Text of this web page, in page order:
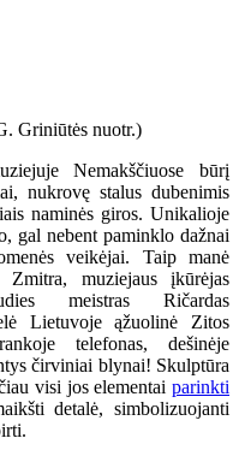
Nemakščiuose būrį
nukrovę stalus dubenimis
naminės giros. Unikalioje
gal nebent paminklo dažnai
veikėjai. Taip manė
Zmitra, muziejaus įkūrėjas
meistras Ričardas
Lietuvoje ąžuolinė Zitos
telefonas, dešinėje
čirviniai blynai! Skulptūra
visi jos elementai parinkti
detalė, simbolizuojanti